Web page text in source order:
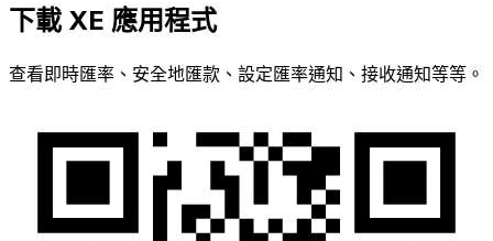
下載 XE 應用程式
查看即時匯率、安全地匯款、設定匯率通知、接收通知等等。